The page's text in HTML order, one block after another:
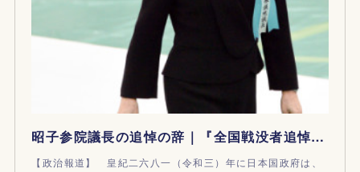
昭子参院議長の追悼の辞｜『全国戦没者追悼式』終戦の日
【政治報道】 皇紀二六八一（令和三）年に日本国政府は、